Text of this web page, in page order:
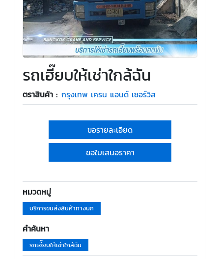
รถเฮี๊ยบให้เช่าใกล้ฉัน
ตราสินค้า : กรุงเทพ เครน แอนด์ เซอร์วิส
ขอรายละเอียด
ขอใบเสนอราคา
หมวดหมู่
บริการขนส่งสินค้าทางบก
คำค้นหา
รถเฮี๊ยบให้เช่าใกล้ฉัน